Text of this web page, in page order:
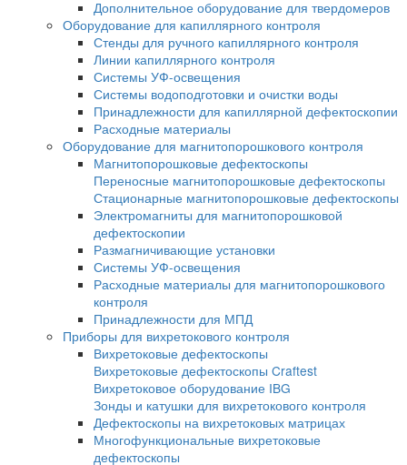
снимков
Магнитные держатели
Промышленные маркеры
Резаки для рентгеновской пленки
Бумага светонепроницаемая
Проявочные машины для рентгеновской
Проявочные машины
Сушильные машины
Дополнительное оборудование
Аксессуары для проявочных машин
Дозиметры рентгеновские
Твердомеры
Динамические твердомеры
Переносные твердомеры
Стационарные твердомеры
Твердомеры для металла
Ультразвуковые твердомеры
Портативные твердомеры
Твердомеры PROCEQ
Твердомеры МЕТ
Твердомеры Интротест
Твердомеры Машпроект